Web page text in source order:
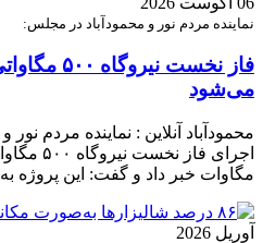
نماینده مردم نور و محمودآباد در مجلس:
فاز نخست
می‌شود
محمودآباد آنلاین : نماینده مردم
مگاوات خبر داد و گفت: این
آوریل 2026